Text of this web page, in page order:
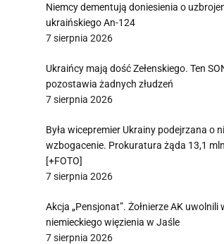
Niemcy dementują doniesienia o
ukraińskiego An-124
7 sierpnia 2026
Ukraińcy mają dość Zełenskiego. Ten
pozostawia żadnych złudzeń
7 sierpnia 2026
Była wicepremier Ukrainy podejrzana o
wzbogacenie. Prokuratura żąda 13,1
[+FOTO]
7 sierpnia 2026
Akcja „Pensjonat”. Żołnierze AK uwolnili
niemieckiego więzienia w Jaśle
7 sierpnia 2026